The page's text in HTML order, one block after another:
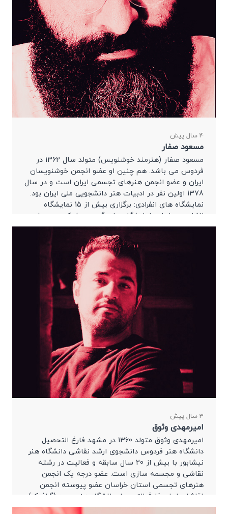
4 سال پیش
مسعود صفار
مسعود صفار (هنرمند خوشنویس) متولد سال 1362 در
فردوس می باشد. هم چنین او عضو انجمن خوشنویسان
ایران و عضو انجمن هنرهای تجسمی ایران است و در سال
1378 اولین نفر در ادبیات هنر دانشجویی ملی ایران بود.
نمایشگاه های انفرادی: برگزاری بیش از 15 نمایشگاه
انفرادی در ایران. نمایشگاه های گروهی: شرکت در بیش
[…]
3 سال پیش
امیرمهدی وثوق
امیرمهدی وثوق متولد 1360 در مشهد فارغ التحصیل
دانشگاه هنر فردوس دانشجوی ارشد نقاشی دانشگاه هنر
نیشابور با بیش از 20 سال سابقه و فعالیت در رشته
نقاشی و مجسمه سازی است. عضو درجه یک انجمن
هنرهای تجسمی استان خراسان عضو پیوسته انجمن
نقاشان ایران فارغ التحصیل دانشگاه هنر سوره (گرافیک)
کارشناس ارشد رشته نقاشی […]